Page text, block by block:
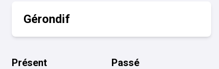
Gérondif
Présent Passé